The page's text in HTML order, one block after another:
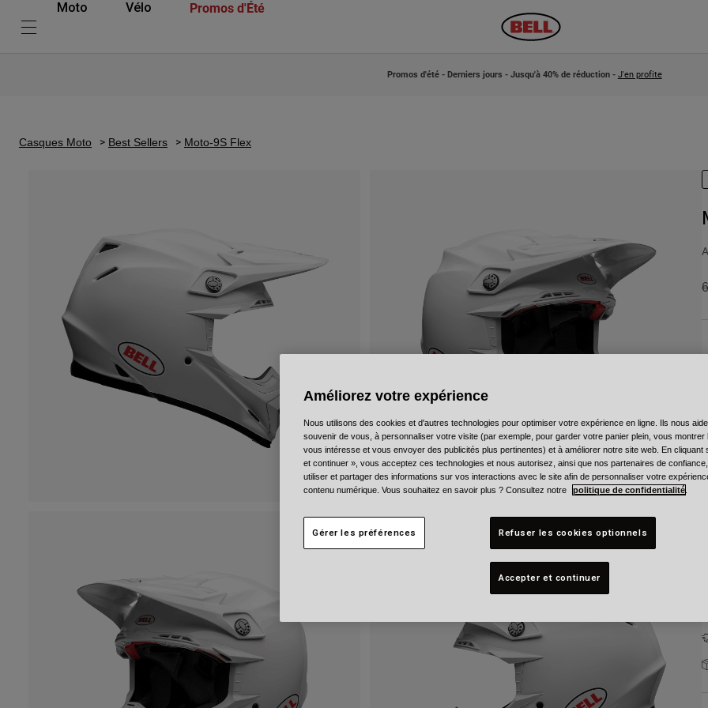
Moto Vélo Promos d'Été
Promos d'été - Derniers jours - Jusqu'à 40% de réduction - J'en profite
Casques Moto Best Sellers Moto-9S Flex
Améliorez votre expérience
Nous utilisons des cookies et d'autres technologies pour optimiser votre expérience en ligne. Ils nous
souvenir de vous, à personnaliser votre visite (par exemple, pour garder votre panier plein, vous montrer
vous intéresse et vous envoyer des publicités plus pertinentes) et à améliorer notre site web. En cliquant
et continuer », vous acceptez ces technologies et nous autorisez, ainsi que nos partenaires de confiance,
utiliser et partager des informations sur vos interactions avec le site afin de personnaliser votre
contenu numérique. Vous souhaitez en savoir plus ? Consultez notre
politique de confidentialité
Gérer les préférences Refuser les cookies optionnels
Accepter et continuer